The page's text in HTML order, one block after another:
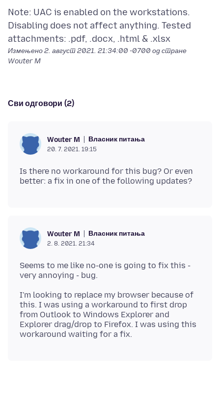
Note: UAC is enabled on the workstations.
Disabling does not affect anything. Tested
Измењено2. август 2021. 21:34:00 -0700 од стране
Wouter M
Сви одговори (2)
Wouter M Власник питања
20. 7. 2021. 19:15
Is there no workaround for this bug? Or even
Wouter M Власник питања
2. 8. 2021. 21:34
Seems to me like no-one is going to fix this -
I'm looking to replace my browser because of
this. I was using a workaround to first drop
from Outlook to Windows Explorer and
Explorer drag/drop to Firefox. I was using this